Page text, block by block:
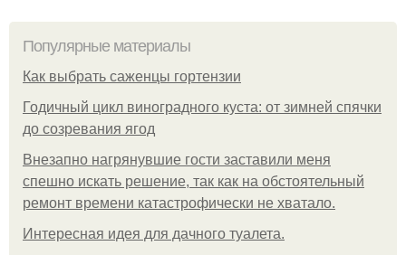
Популярные материалы
Как выбрать саженцы гортензии
Годичный цикл виноградного куста: от зимней спячки
до созревания ягод
Внезапно нагрянувшие гости заставили меня
спешно искать решение, так как на обстоятельный
ремонт времени катастрофически не хватало.
Интересная идея для дачного туалета.